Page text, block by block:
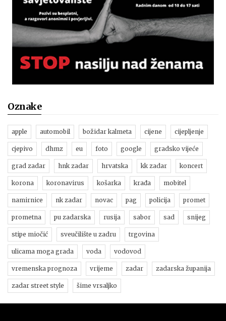
Oznake
apple automobil božidar kalmeta cijene cijepljenje
cjepivo dhmz eu foto google gradsko vijeće
grad zadar hnk zadar hrvatska kk zadar koncert
korona koronavirus košarka krađa mobitel
namirnice nk zadar novac pag policija promet
prometna pu zadarska rusija sabor sad snijeg
stipe miočić sveučilište u zadru trgovina
ulicama moga grada voda vodovod
vremenska prognoza vrijeme zadar zadarska županija
zadar street style šime vrsaljko